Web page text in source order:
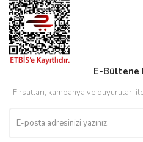
E-Bültene
Fırsatları, kampanya ve duyuruları